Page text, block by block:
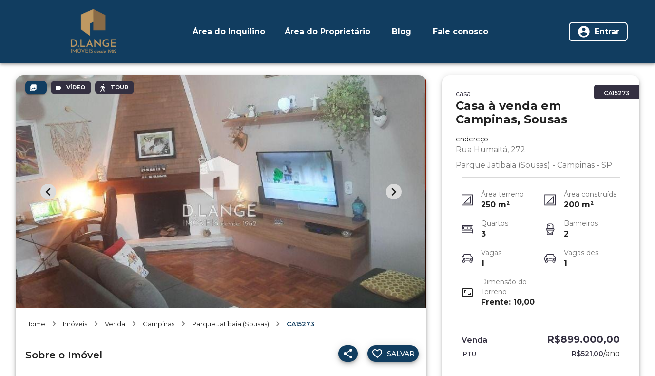
Área do Inquilino Área do Proprietário Blog Fale conosco Entrar
VÍDEO TOUR
Home Imóveis Venda Campinas Parque Jatibaia (Sousas) CA15273
Sobre o Imóvel SALVAR
CA15273
casa
Casa à venda em
Campinas, Sousas
endereço
Rua Humaitá, 272
Parque Jatibaia (Sousas) - Campinas - SP
Área terreno
250m²
Área construída
200 m²
Quartos
3
Banheiros
2
Vagas
1
Vagas des.
1
Dimensão do
Terreno
Frente: 10,00
Venda R$899.000,00
IPTU R$521,00/ano